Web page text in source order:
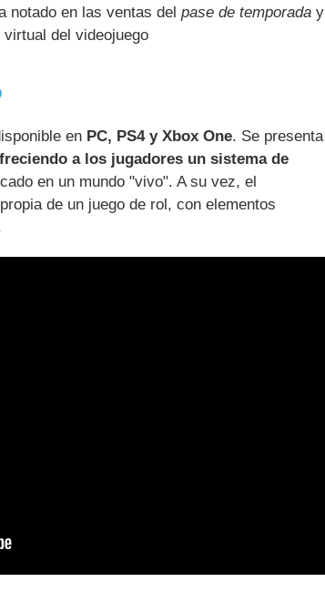
notado en las ventas del pase de temporada y
del videojuego
en PC, PS4 y Xbox One. Se presenta
a los jugadores un sistema de
en un mundo "vivo". A su vez, el
de un juego de rol, con elementos